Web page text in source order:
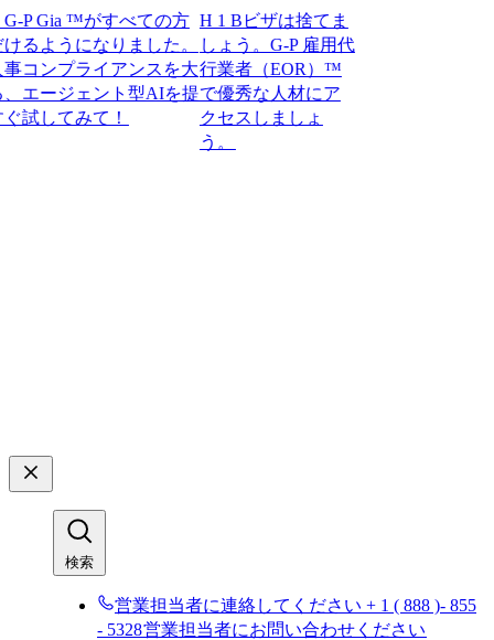
Gia ™がすべての方
うになりました。
プライアンスを大
ジェント型AIを提
してみて！​​
H 1 Bビザは捨てま
しょう。G-P 雇用代
行業者（EOR）™
で優秀な人材にア
クセスしましょ
検索​​
営業担当者に連絡してください + 1 ( 888 )- 855
- 5328​​営業担当者にお問い合わせください​​